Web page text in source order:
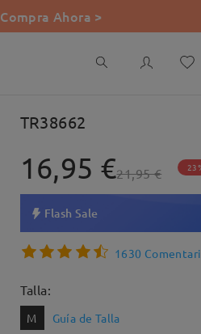
Compra Ahora >
TR38662
16,95 €21,95 €
Flash Sale
1630
Talla:
M Guía de Talla